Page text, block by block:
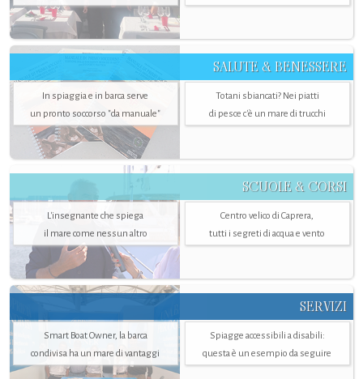
SALUTE & BENESSERE
In spiaggia e in barca serve
un pronto soccorso "da manuale"
Totani sbiancati? Nei piatti
di pesce c'è un mare di trucchi
SCUOLE & CORSI
L'insegnante che spiega
il mare come nessun altro
Centro velico di Caprera,
tutti i segreti di acqua e vento
SERVIZI
Smart Boat Owner, la barca
condivisa ha un mare di vantaggi
Spiagge accessibili a disabili:
questa è un esempio da seguire